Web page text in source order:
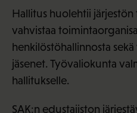
Hallitus huolehtii
vahvistaa
henkilöstöhallinnosta
jäsenet. Työvaliokunta
hallitukselle.
SAK:n edustajiston